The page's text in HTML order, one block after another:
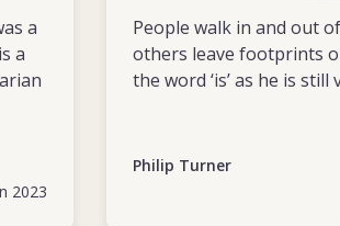
a
a
2023
People walk in and out
others leave footprints
the word ‘is’ as he is
Philip Turner